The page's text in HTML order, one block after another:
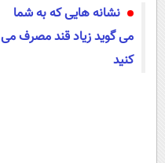
نشانه هایی که به شما
می گوید زیاد قند مصرف می
کنید